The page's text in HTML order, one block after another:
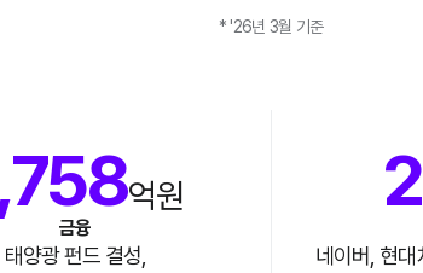
* '26년 3월 기준
억원
금융
태양광 펀드 결성,
네이버, 현대